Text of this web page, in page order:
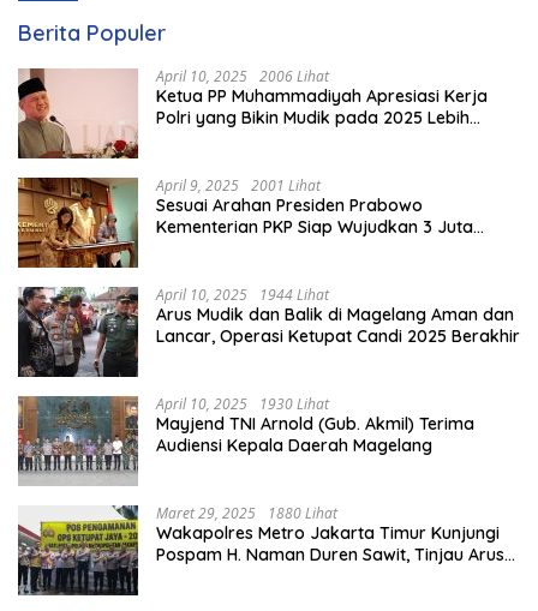
Berita Populer
April 10, 2025 2006 Lihat
Ketua PP Muhammadiyah Apresiasi Kerja
Polri yang Bikin Mudik pada 2025 Lebih
April 9, 2025 2001 Lihat
Sesuai Arahan Presiden Prabowo
Kementerian PKP Siap Wujudkan 3 Juta
April 10, 2025 1944 Lihat
Arus Mudik dan Balik di Magelang Aman dan
Lancar, Operasi Ketupat Candi 2025 Berakhir
April 10, 2025 1930 Lihat
Mayjend TNI Arnold (Gub. Akmil) Terima
Audiensi Kepala Daerah Magelang
Maret 29, 2025 1880 Lihat
Wakapolres Metro Jakarta Timur Kunjungi
Pospam H. Naman Duren Sawit, Tinjau Arus